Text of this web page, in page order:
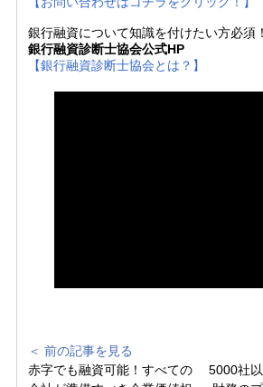
銀行融資について知識を付けたい方必須
銀行融資診断士協会公式HP
【銀行融資診断士協会とは？】
＜ 前の記事を見る
赤字でも融資可能！すべての
5000社